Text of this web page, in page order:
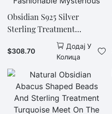
Obsidian S925 Silver
Sterling Treatment
Turquoise Create Set
Double Design Unifies Style
Fashionable Mysterious
$308.70
Додај У
Колица